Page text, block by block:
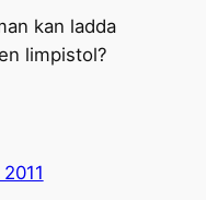
kan ladda
limpistol?